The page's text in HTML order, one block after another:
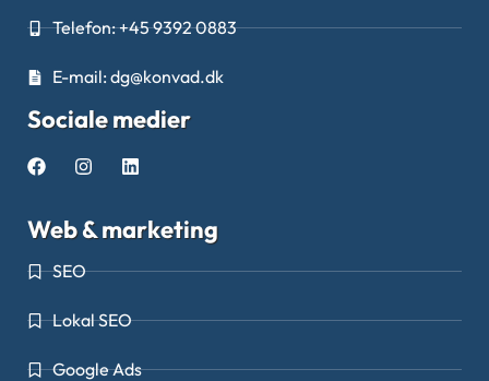
Telefon: +45 9392 0883
E-mail: dg@konvad.dk
Sociale medier
Web & marketing
SEO
Lokal SEO
Google Ads